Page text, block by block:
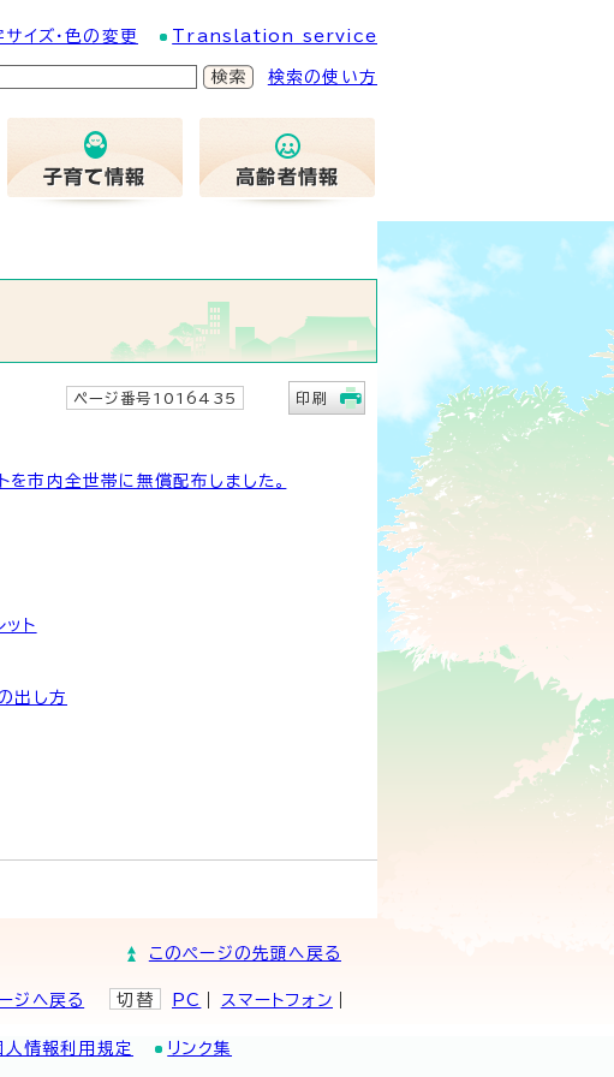
サイズ・色の変更 Translation service
検索の使い方
ページ番号1016435 印刷
を市内全世帯に無償配布しました。
ト
出し方
このページの先頭へ戻る
ジへ戻る 切替 PC スマートフォン
人情報利用規定 リンク集